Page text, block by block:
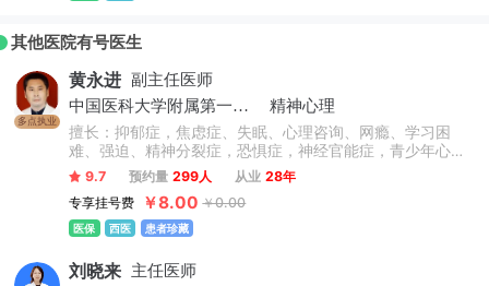
等。
其他医院有号医生
多点执业
黄永进 副主任医师
中国医科大学附属第一医院
精神心理
擅长：抑郁症，焦虑症、失眠、心理咨询、网瘾、学习困
难、强迫、精神分裂症，恐惧症，神经官能症，青少年心
理，多动症，抽动症，厌学叛逆，情感障碍，幻听，疑病
症，躯体症状障碍，头晕头痛，植物神经紊乱，成瘾心理，
厌食症等，尤其擅长运用药物治疗和物理综合个性治疗，效
果显著。
9.7 预约量 299人 从业 28年
专享挂号费
￥8.00 ￥0.00
医保 西医 患者珍藏
刘晓来 主任医师